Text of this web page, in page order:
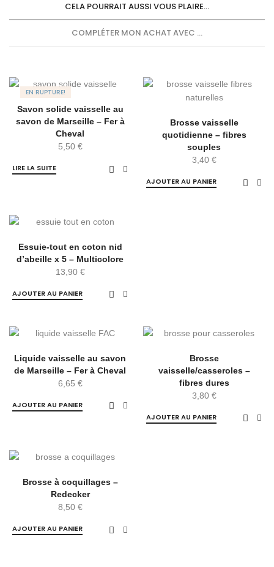
CELA POURRAIT AUSSI VOUS PLAIRE...
COMPLÉTER MON ACHAT AVEC ...
EN RUPTURE!
Savon solide vaisselle au
savon de Marseille – Fer à
Cheval
5,50 €
LIRE LA SUITE
Brosse vaisselle
quotidienne – fibres
souples
3,40 €
AJOUTER AU PANIER
Essuie-tout en coton nid
d’abeille x 5 – Multicolore
13,90 €
AJOUTER AU PANIER
Liquide vaisselle au savon
de Marseille – Fer à Cheval
6,65 €
AJOUTER AU PANIER
Brosse
vaisselle/casseroles –
fibres dures
3,80 €
AJOUTER AU PANIER
Brosse à coquillages –
Redecker
8,50 €
AJOUTER AU PANIER